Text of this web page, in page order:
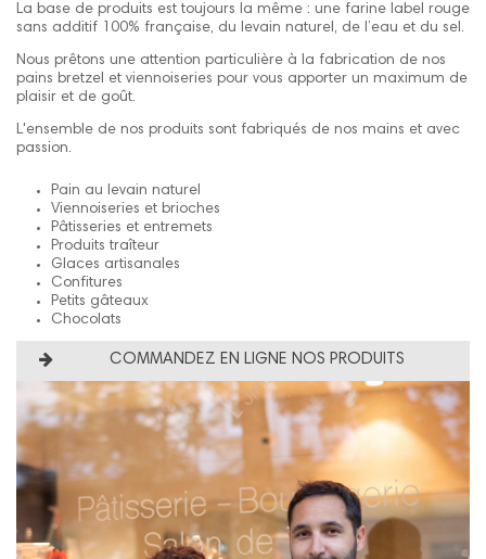
La base de produits est toujours la même : une farine label rouge
sans additif 100% française, du levain naturel, de l’eau et du sel.
Nous prêtons une attention particulière à la fabrication de nos
pains bretzel et viennoiseries pour vous apporter un maximum de
plaisir et de goût.
L'ensemble de nos produits sont fabriqués de nos mains et avec
passion.
Pain au levain naturel
Viennoiseries et brioches
Pâtisseries et entremets
Produits traîteur
Glaces artisanales
Confitures
Petits gâteaux
Chocolats
COMMANDEZ EN LIGNE NOS PRODUITS